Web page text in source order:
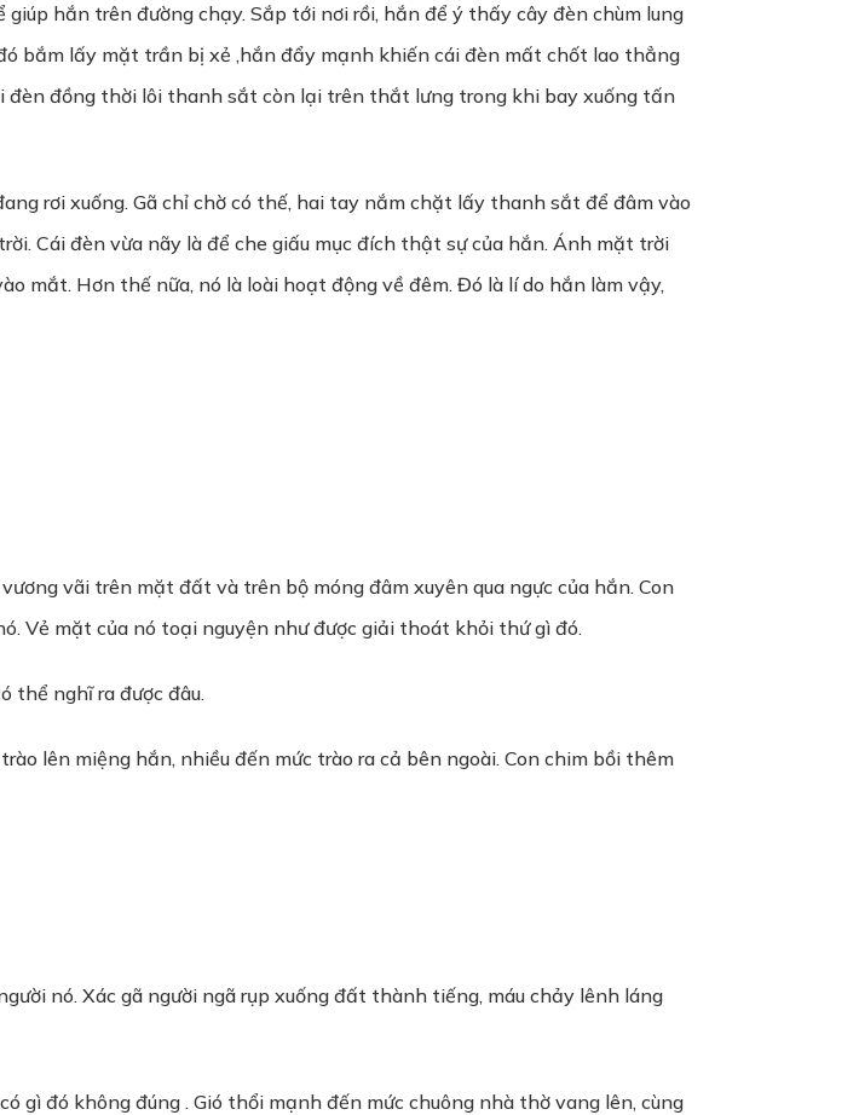
hắn trên đường chạy. Sắp tới nơi rồi, hắn để ý thấy cây đèn chùm lung
bắm lấy mặt trần bị xẻ ,hắn đẩy mạnh khiến cái đèn mất chốt lao thẳng
đồng thời lôi thanh sắt còn lại trên thắt lưng trong khi bay xuống tấn
rơi xuống. Gã chỉ chờ có thế, hai tay nắm chặt lấy thanh sắt để đâm vào
Cái đèn vừa nãy là để che giấu mục đích thật sự của hắn. Ánh mặt trời
mắt. Hơn thế nữa, nó là loài hoạt động về đêm. Đó là lí do hắn làm vậy,
vãi trên mặt đất và trên bộ móng đâm xuyên qua ngực của hắn. Con
Vẻ mặt của nó toại nguyện như được giải thoát khỏi thứ gì đó.
thể nghĩ ra được đâu.
lên miệng hắn, nhiều đến mức trào ra cả bên ngoài. Con chim bồi thêm
nó. Xác gã người ngã rụp xuống đất thành tiếng, máu chảy lênh láng
gì đó không đúng . Gió thổi mạnh đến mức chuông nhà thờ vang lên, cùng